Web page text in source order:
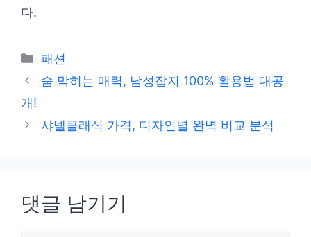
다.
카
테
패션
숨 막히는 매력, 남성잡지 100% 활용법 대공
개!
샤넬클래식 가격, 디자인별 완벽 비교 분석
댓글 남기기